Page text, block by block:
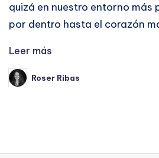
quizá en nuestro entorno más
por dentro hasta el corazón
Leer más
Publicado
por
Roser Ribas